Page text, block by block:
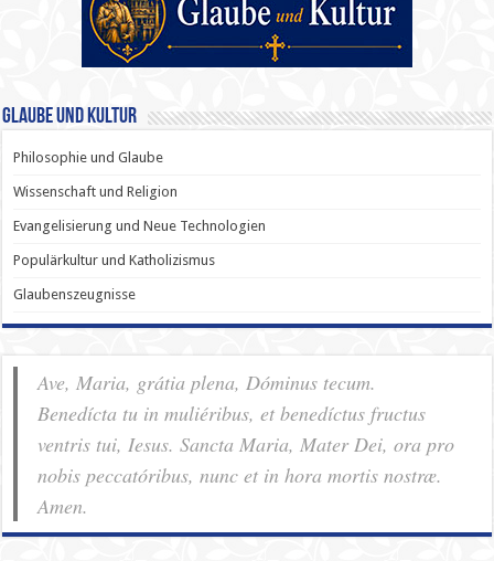
Glaube und Kultur
Philosophie und Glaube
Wissenschaft und Religion
Evangelisierung und Neue Technologien
Populärkultur und Katholizismus
Glaubenszeugnisse
Ave, Maria, grátia plena, Dóminus tecum.
Benedícta tu in muliéribus, et benedíctus fructus
ventris tui, Iesus. Sancta Maria, Mater Dei, ora pro
nobis pec­ca­tóribus, nunc et in hora mortis nostræ.
Amen.